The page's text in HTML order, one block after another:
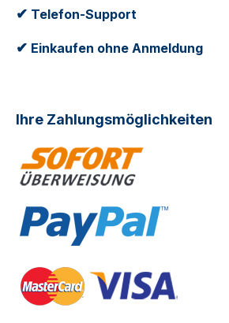
✔ Telefon-Support
✔ Einkaufen ohne Anmeldung
Ihre Zahlungsmöglichkeiten